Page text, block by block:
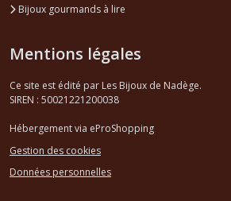
Bijoux gourmands à lire
Mentions légales
Ce site est édité par Les Bijoux de Nadège.
SIREN : 50021221200038
Hébergement via eProShopping
Gestion des cookies
Données personnelles